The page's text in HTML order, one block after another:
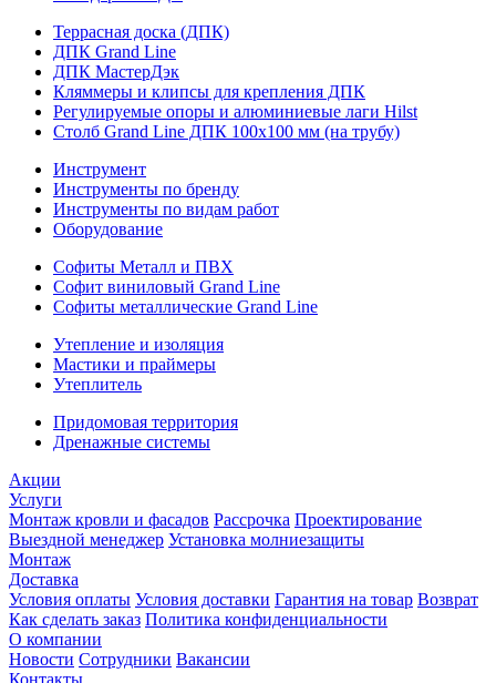
Террасная доска (ДПК)
ДПК Grand Line
ДПК МастерДэк
Кляммеры и клипсы для крепления ДПК
Регулируемые опоры и алюминиевые лаги Hilst
Столб Grand Line ДПК 100х100 мм (на трубу)
Инструмент
Инструменты по бренду
Инструменты по видам работ
Оборудование
Софиты Металл и ПВХ
Софит виниловый Grand Line
Софиты металлические Grand Line
Утепление и изоляция
Мастики и праймеры
Утеплитель
Придомовая территория
Дренажные системы
Акции
Услуги
Монтаж кровли и фасадов Рассрочка Проектирование
Выездной менеджер Установка молниезащиты
Монтаж
Доставка
Условия оплаты Условия доставки Гарантия на товар Возврат
Как сделать заказ Политика конфиденциальности
О компании
Новости Сотрудники Вакансии
Контакты